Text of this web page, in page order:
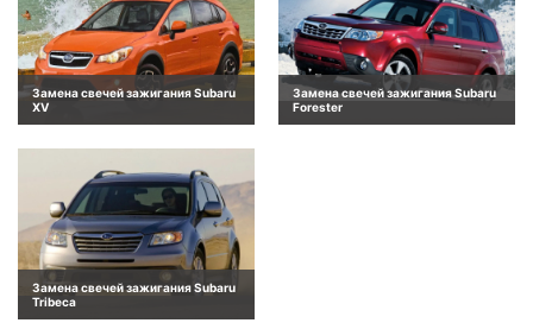
Замена свечей зажигания Subaru
XV
Замена свечей зажигания Subaru
Forester
Замена свечей зажигания Subaru
Tribeca